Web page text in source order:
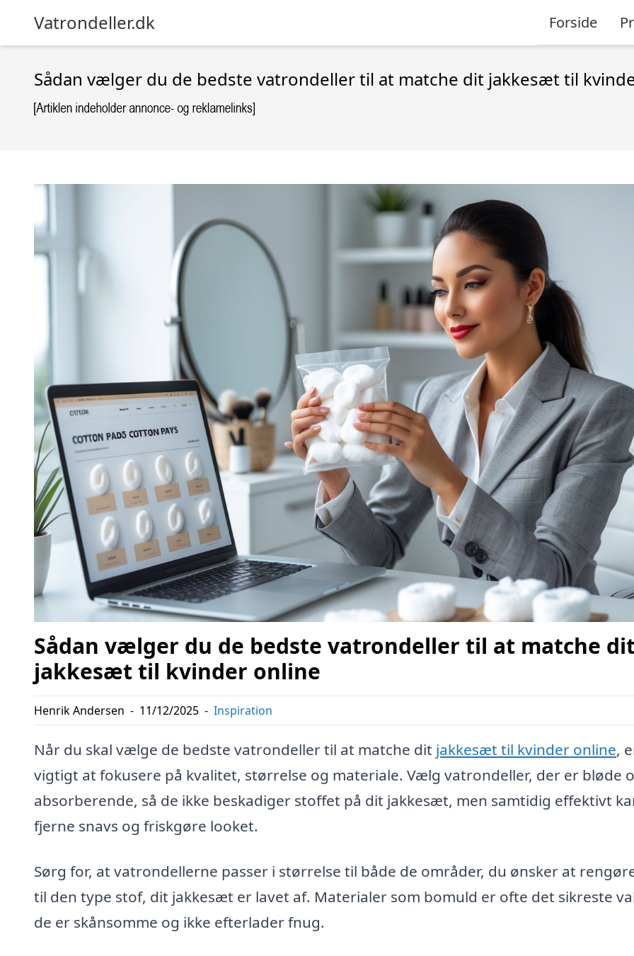
Vatrondeller.dk Forside
Sådan vælger du de bedste vatrondeller til at matche dit jakkesæt til
Sådan vælger du de bedste vatrondeller til at matche dit
jakkesæt til kvinder online
Henrik Andersen - 11/12/2025 - Inspiration
Når du skal vælge de bedste vatrondeller til at matche dit jakkesæt til kvinder online,
vigtigt at fokusere på kvalitet, størrelse og materiale. Vælg vatrondeller, der er bløde
absorberende, så de ikke beskadiger stoffet på dit jakkesæt, men samtidig effektivt
fjerne snavs og friskgøre looket.
Sørg for, at vatrondellerne passer i størrelse til både de områder, du ønsker at
til den type stof, dit jakkesæt er lavet af. Materialer som bomuld er ofte det sikreste
de er skånsomme og ikke efterlader fnug.